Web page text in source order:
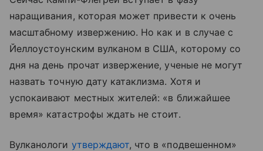
наращивания, которая может привести к очень
масштабному извержению. Но как и в случае с
Йеллоустоунским вулканом в США, которому со
дня на день прочат извержение, ученые не могут
назвать точную дату катаклизма. Хотя и
успокаивают местных жителей: «в ближайшее
время» катастрофы ждать не стоит.
Вулканологи утверждают, что в «подвешенном»